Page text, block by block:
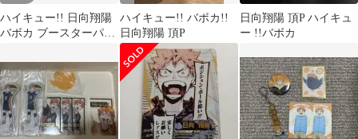
ハイキュー!! 日向翔陽
バボカ ブースターパッ
宿
ハイキュー!! バボカ!!
日向翔陽 頂P
日向翔陽 頂P ハイキュ
ー !!バボカ